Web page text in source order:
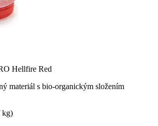
Hellfire Red
materiál s bio-organickým složením
kg)